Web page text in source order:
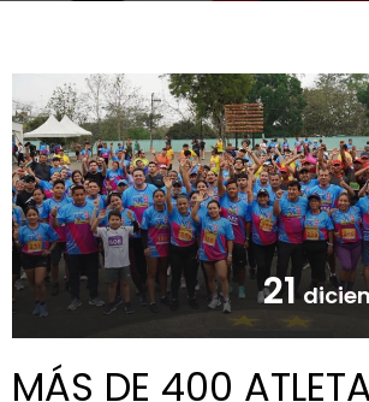
21
MÁS DE 400